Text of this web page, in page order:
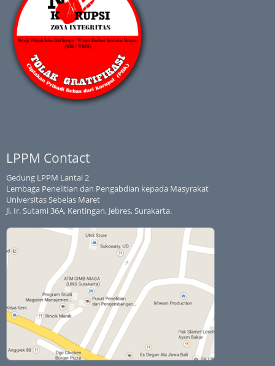
LPPM Contact
Gedung LPPM Lantai 2
Lembaga Penelitian dan Pengabdian kepada Masyrakat
Universitas Sebelas Maret
Jl. Ir. Sutami 36A, Kentingan, Jebres, Surakarta.